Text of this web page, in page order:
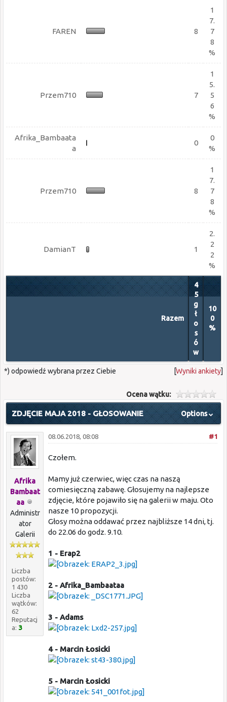
FAREN 8
1
7.
7
8
%
Przem710 7
1
5.
5
6
%
Afrika_Bambaata
a
0
0
%
Przem710 8
1
7.
7
8
%
DamianT 1
2.
2
2
%
Razem
4
5
g
ł
o
s
ó
w
10
0
%
*) odpowiedź wybrana przez Ciebie [Wyniki ankiety]
Ocena wątku:
Options
ZDJĘCIE MAJA 2018 - GŁOSOWANIE
Afrika
Bambaat
aa
Administr
ator
Galerii
Liczba
postów:
1 430
Liczba
wątków:
62
Reputacj
a: 3
#1
08.06.2018, 08:08
Czołem.
Mamy już czerwiec, więc czas na naszą
comiesięczną zabawę. Głosujemy na najlepsze
zdjęcie, które pojawiło się na galerii w maju. Oto
nasze 10 propozycji.
Głosy można oddawać przez najbliższe 14 dni, tj.
do 22.06 do godz. 9.10.
1 - Erap2
2 - Afrika_Bambaataa
3 - Adams
4 - Marcin Łosicki
5 - Marcin Łosicki